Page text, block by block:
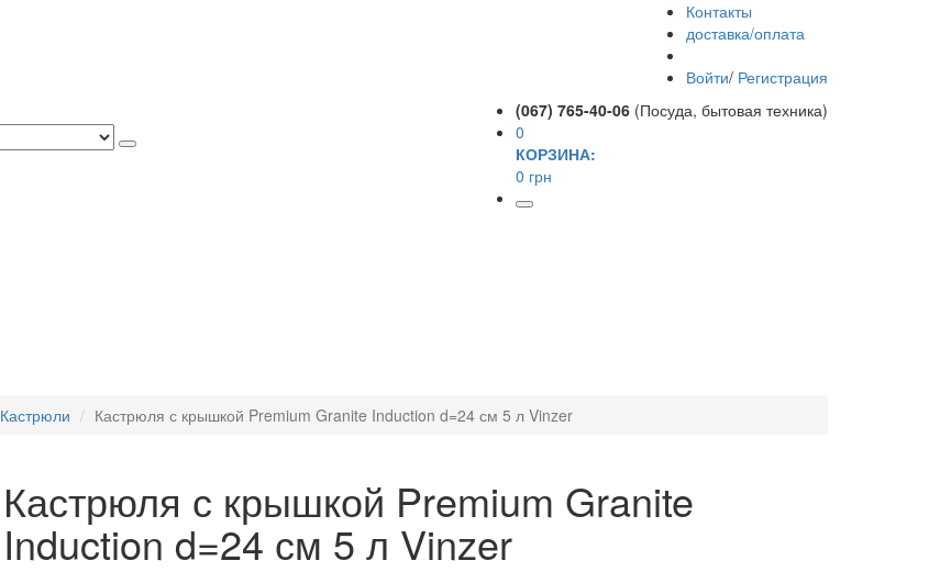
Контакты
доставка/оплата
Войти/ Регистрация
(067) 765-40-06 (Посуда, бытовая техника)
0
КОРЗИНА:
0 грн
Кастрюли Кастрюля с крышкой Premium Granite Induction d=24 см 5 л Vinzer
Кастрюля с крышкой Premium Granite
Induction d=24 см 5 л Vinzer